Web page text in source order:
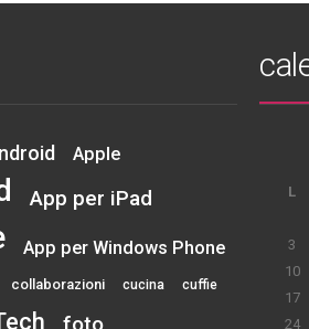
Apple
App per iPad
App per Windows Phone
collaborazioni cucina cuffie
L
3
10
17
24